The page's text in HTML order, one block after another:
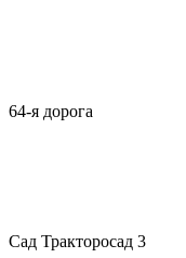
64-я дорога
Сад Тракторосад 3